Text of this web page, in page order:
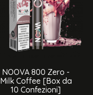
NOOVA 800 Zero -
Milk Coffee [Box da
10 Confezioni]